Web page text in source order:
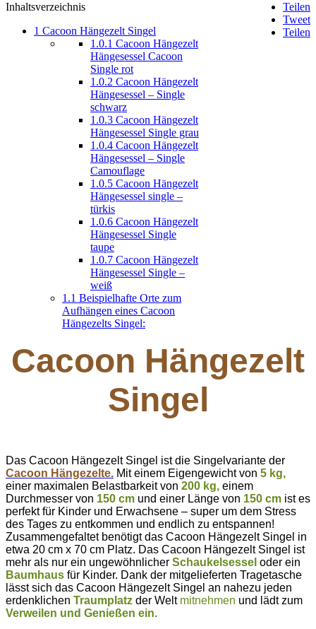
Teilen
Tweet
Teilen
Inhaltsverzeichnis
1 Cacoon Hängezelt Singel
1.0.1 Cacoon Hängezelt
Hängesessel Cacoon
Single rot
1.0.2 Cacoon Hängezelt
Hängesessel – Single
schwarz
1.0.3 Cacoon Hängezelt
Hängesessel Single grau
1.0.4 Cacoon Hängezelt
Hängesessel – Single
Camouflage
1.0.5 Cacoon Hängezelt
Hängesessel single –
türkis
1.0.6 Cacoon Hängezelt
Hängesessel Single
taupe
1.0.7 Cacoon Hängezelt
Hängesessel Single –
weiß
1.1 Beispielhafte Orte zum
Aufhängen eines Cacoon
Hängezelts Singel:
Cacoon Hängezelt
Singel
Das Cacoon Hängezelt Singel ist die Singelvariante der
Cacoon Hängezelte. Mit einem Eigengewicht von 5 kg,
einer maximalen Belastbarkeit von 200 kg, einem
Durchmesser von 150 cm und einer Länge von 150 cm ist es
perfekt für Kinder und Erwachsene – super um dem Stress
des Tages zu entkommen und endlich zu entspannen!
Zusammengefaltet benötigt das Cacoon Hängezelt Singel in
etwa 20 cm x 70 cm Platz. Das Cacoon Hängezelt Singel ist
mehr als nur ein ungewöhnlicher Schaukelsessel oder ein
Baumhaus für Kinder. Dank der mitgelieferten Tragetasche
lässt sich das Cacoon Hängezelt Singel an nahezu jeden
erdenklichen Traumplatz der Welt mitnehmen und lädt zum
Verweilen und Genießen ein.